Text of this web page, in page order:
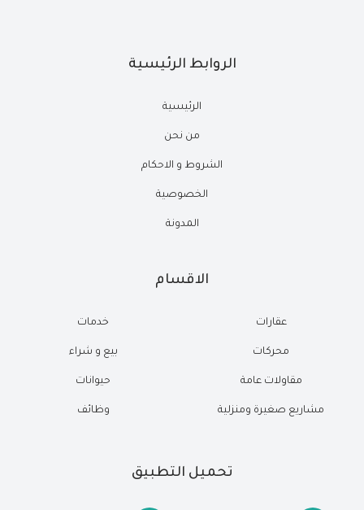
الروابط الرئيسية
الرئيسية
من نحن
الشروط و الاحكام
الخصوصية
المدونة
الاقسام
عقارات
محركات
مقاولات عامة
مشاريع صغيرة ومنزلية
خدمات
بيع و شراء
حيوانات
وظائف
تحميل التطبيق